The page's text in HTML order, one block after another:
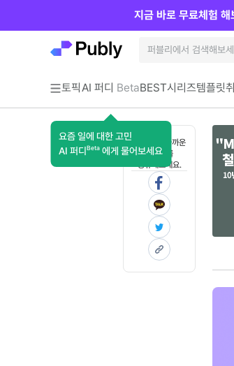
토픽AI 퍼디 Beta
요즘 일에 대한 고민
AI 퍼디 Beta 에게 물어보세요
BEST시리즈템플릿
지금 바로 무료체험 해
혼자 보기 아까운
콘텐츠를
공유해보세요.